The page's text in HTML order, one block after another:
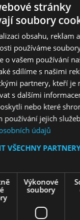
rovněž prověří,
potažmo
která obecně
nákladů.
CPIA, lze v
že bude
kategorií a pro
ceny. „K těmto
cena pevná
jak se k
kdy pro danou
projektová
Zedník.
dodávkách
smluvně
snaží k
stránky
soubory
obsahu, reklam
používáme
o vašem používání
sdílíme s našimi
partnery, kteří je
s dalšími
nebo které
používání jejich
údajů
VŠECHNY
Výkonové
soubory